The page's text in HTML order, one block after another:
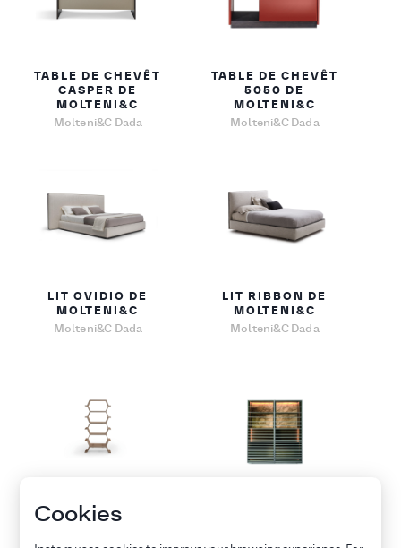
TABLE DE CHEVÊT
CASPER DE
MOLTENI&C
Molteni&C Dada
TABLE DE CHEVÊT
5050 DE
MOLTENI&C
Molteni&C Dada
LIT OVIDIO DE
MOLTENI&C
Molteni&C Dada
LIT RIBBON DE
MOLTENI&C
Molteni&C Dada
BIBLIOTHÈQUE
MHC.2 DE
Cookies